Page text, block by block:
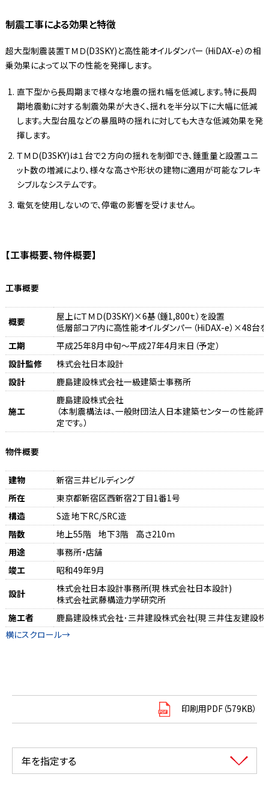
制震工事による効果と特徴
超大型制震装置ＴＭＤ(D3SKY)と高性能オイルダンパー（HiDAX-e）の相
乗効果によって以下の性能を発揮します。
直下型から長周期まで様々な地震の揺れ幅を低減します。特に長周
期地震動に対する制震効果が大きく、揺れを半分以下に大幅に低減
します。大型台風などの暴風時の揺れに対しても大きな低減効果を発
揮します。
ＴＭＤ(D3SKY)は１台で２方向の揺れを制御でき、錘重量と設置ユニ
ット数の増減により、様々な高さや形状の建物に適用が可能なフレキ
シブルなシステムです。
電気を使用しないので、停電の影響を受けません。
【工事概要、物件概要】
工事概要
概要
屋上にＴＭＤ(D3SKY)×6基（錘1,800ｔ）を設置
低層部コア内に高性能オイルダンパー（HiDAX-e）×48台
工期
平成25年8月中旬～平成27年4月末日（予定）
設計監修
株式会社日本設計
設計
鹿島建設株式会社一級建築士事務所
施工
鹿島建設株式会社
（本制震構法は、一般財団法人日本建築センターの性能
定です。）
物件概要
建物
新宿三井ビルディング
所在
東京都新宿区西新宿2丁目1番1号
構造
S造 地下RC/SRC造
階数
地上55階 地下3階 高さ210ｍ
用途
事務所・店舗
竣工
昭和49年9月
設計
株式会社日本設計事務所(現 株式会社日本設計)
株式会社武藤構造力学研究所
施工者
鹿島建設株式会社･三井建設株式会社(現 三井住友建設株
印刷用PDF（579KB）
年を指定する